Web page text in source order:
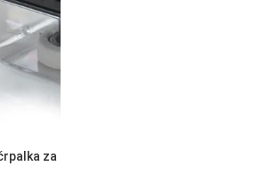
za